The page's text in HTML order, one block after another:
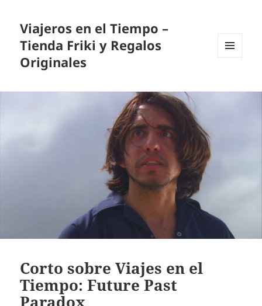
Viajeros en el Tiempo –
Tienda Friki y Regalos
Originales
Corto sobre Viajes en el
Tiempo: Future Past